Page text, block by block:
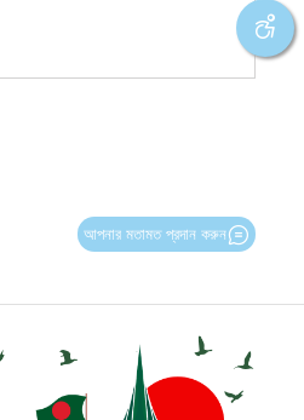
আপনার মতামত প্রদান করুন